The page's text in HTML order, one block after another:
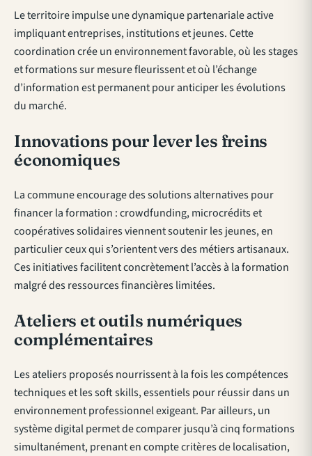
Le territoire impulse une dynamique partenariale active
impliquant entreprises, institutions et jeunes. Cette
coordination crée un environnement favorable, où les stages
et formations sur mesure fleurissent et où l’échange
d’information est permanent pour anticiper les évolutions
du marché.
Innovations pour lever les freins
économiques
La commune encourage des solutions alternatives pour
financer la formation : crowdfunding, microcrédits et
coopératives solidaires viennent soutenir les jeunes, en
particulier ceux qui s’orientent vers des métiers artisanaux.
Ces initiatives facilitent concrètement l’accès à la formation
malgré des ressources financières limitées.
Ateliers et outils numériques
complémentaires
Les ateliers proposés nourrissent à la fois les compétences
techniques et les soft skills, essentiels pour réussir dans un
environnement professionnel exigeant. Par ailleurs, un
système digital permet de comparer jusqu’à cinq formations
simultanément, prenant en compte critères de localisation,